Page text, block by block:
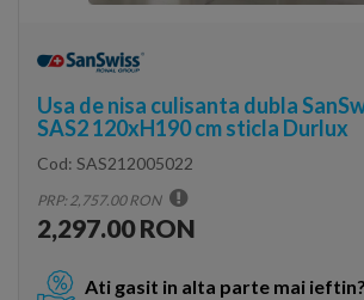
Usa de nisa culisanta dubla
SAS2 120xH190 cm sticla Durlux
Cod: SAS212005022
PRP: 2,757.00 RON
2,297.00 RON
Ati gasit in alta parte mai ieftin?